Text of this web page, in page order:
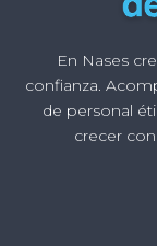
En Nases
confianza.
de personal
crecer